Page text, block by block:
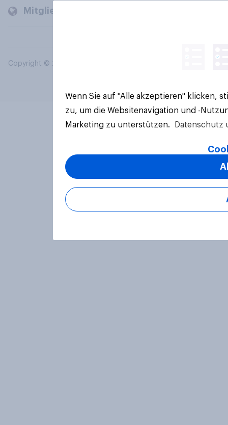
Mitglieder und Kunden
Copyright © 2026 YouGov PLC. Alle Rechte vorbehalten.
Wenn Sie auf "Alle akzeptieren" klicken,
zu, um die Websitenavigation und -
Marketing zu unterstützen.
Datenschutz